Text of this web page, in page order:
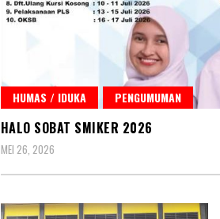
HUMAS / IDUKA PENGUMUMAN
HALO SOBAT SMIKER 2026
MEI 26, 2026